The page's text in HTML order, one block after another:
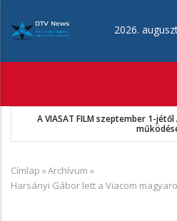
tartalomra
2026.
A VIASAT FILM szeptember 1-
Morzsa
Címlap »Archívum »
Harsányi Gábor lett a Viacom